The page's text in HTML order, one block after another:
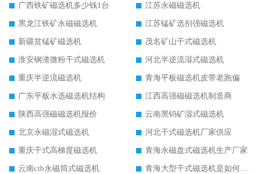
广西铁矿磁选机多少钱1台
江苏永磁磁选机
黑龙江铁矿永磁磁选机
江苏锰矿选别强磁选机
新疆贫锰矿磁选机
茂名矿山干式磁选机
淮安钢渣微粉干式磁选机
河北半逆流湿式磁选机
重庆半逆流磁选机
青海平板磁选机皮带老跑偏
广东平板水选磁选机结构
江西高强磁磁选机制造商
陕西高强磁磁选机报价
云南黑钨矿湿式磁选机
北京永磁湿式磁选机
河北干式磁选机厂家供应
重庆干式高梯度磁选机
青海永磁盘式磁选机生产厂家
云南ctb永磁筒式磁选机
青海大型干式磁选机是如何选矿的